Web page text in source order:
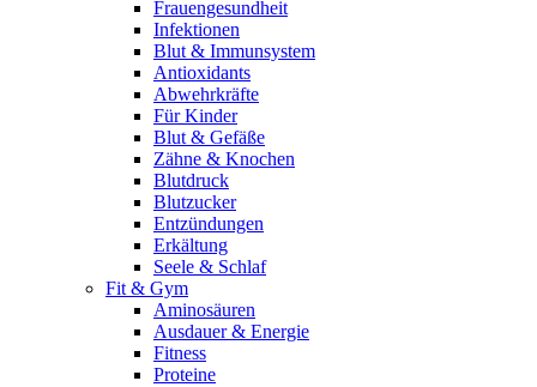
Frauengesundheit
Infektionen
Blut & Immunsystem
Antioxidants
Abwehrkräfte
Für Kinder
Blut & Gefäße
Zähne & Knochen
Blutdruck
Blutzucker
Entzündungen
Erkältung
Seele & Schlaf
Fit & Gym
Aminosäuren
Ausdauer & Energie
Fitness
Proteine